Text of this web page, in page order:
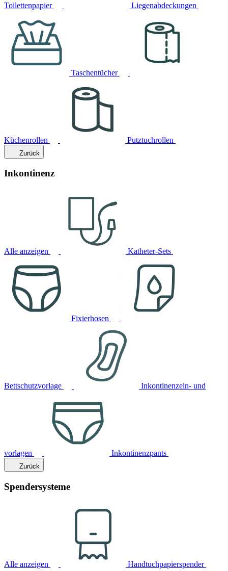
Toilettenpapier Liegenabdeckungen
Taschentücher
Küchenrollen Putztuchrollen
Zurück
Inkontinenz
Alle anzeigen Katheter-Sets
Fixierhosen
Bettschutzvorlage Inkontinenzein- und
vorlagen Inkontinenzpants
Zurück
Spendersysteme
Alle anzeigen Handtuchpapierspender